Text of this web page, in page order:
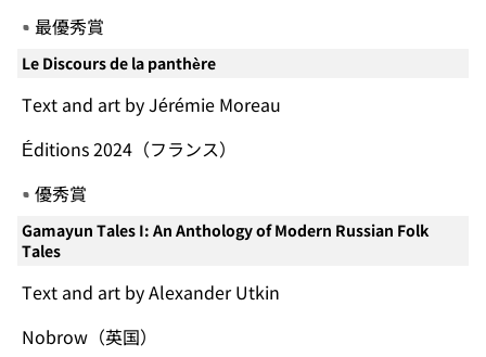
最優秀賞
Le Discours de la panthère
Text and art by Jérémie Moreau
Éditions 2024（フランス）
優秀賞
Gamayun Tales I: An Anthology of Modern Russian Folk
Tales
Text and art by Alexander Utkin
Nobrow（英国）